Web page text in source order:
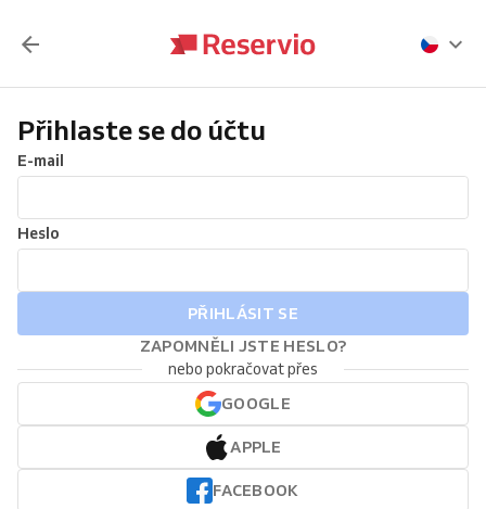
Přihlaste se do účtu
E-mail
Heslo
PŘIHLÁSIT SE
ZAPOMNĚLI JSTE HESLO?
nebo pokračovat přes
GOOGLE
APPLE
FACEBOOK